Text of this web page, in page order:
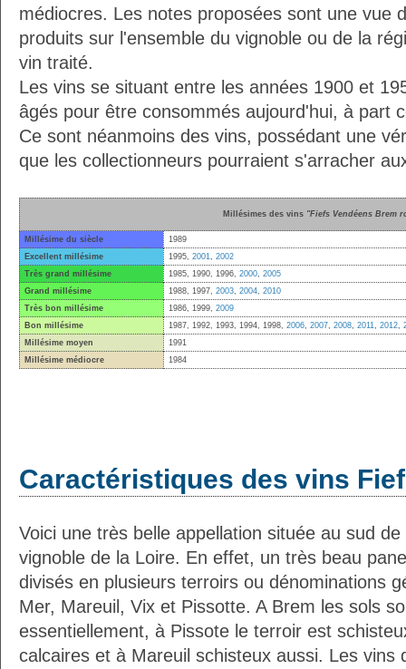
médiocres. Les notes proposées sont une vue
produits sur l'ensemble du vignoble ou de la
vin traité.
Les vins se situant entre les années 1900 et
âgés pour être consommés aujourd'hui, à part
Ce sont néanmoins des vins, possédant une
que les collectionneurs pourraient s'arracher
Millésimes des vins "Fiefs Vendéens Brem
Millésime du siècle
1989
Excellent millésime
1995, 2001, 2002
Très grand millésime
1985, 1990, 1996, 2000, 2005
Grand millésime
1988, 1997, 2003, 2004, 2010
Très bon millésime
1986, 1999, 2009
Bon millésime
1987, 1992, 1993, 1994, 1998, 2006, 2007, 2008, 2011, 2012,
Millésime moyen
1991
Millésime médiocre
1984
Caractéristiques des vins
Voici une très belle appellation située au sud
vignoble de la Loire. En effet, un très beau
divisés en plusieurs terroirs ou dénominations
Mer, Mareuil, Vix et Pissotte. A Brem les sols
essentiellement, à Pissote le terroir est
calcaires et à Mareuil schisteux aussi. Les vins